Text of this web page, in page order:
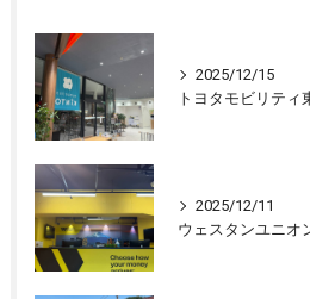
2025/12/15
トヨタモビリティ
2025/12/11
ウェスタンユニオ